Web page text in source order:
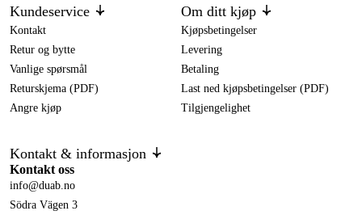
Kundeservice
Kontakt
Retur og bytte
Vanlige spørsmål
Returskjema (PDF)
Angre kjøp
Om ditt kjøp
Kjøpsbetingelser
Levering
Betaling
Last ned kjøpsbetingelser (PDF)
Tilgjengelighet
Kontakt & informasjon
Kontakt oss
info@duab.no
Södra Vägen 3